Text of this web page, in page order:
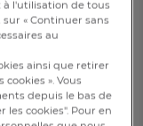
désignés lors
avec les
comme la
100% coton, la
origines au Pays de
d’un grand
doux, ce
à l'utilisation de tous
« Continuer sans
au
ainsi que retirer
». Vous
depuis le bas de
cookies". Pour en